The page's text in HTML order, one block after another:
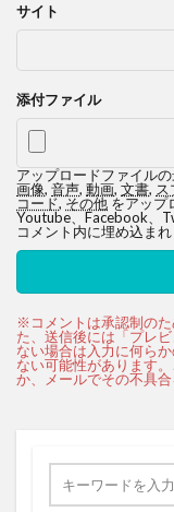
サイト
添付ファイル
アップロードファイルの
画像, 音声, 動画, 文書, ス
コード,その他をアップ
Youtube、Facebook、
コメント内に埋め込まれ